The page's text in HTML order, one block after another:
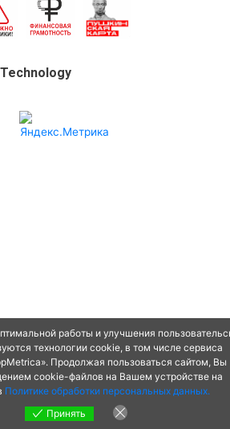
работы и улучшения
технологии cookie, в том числе сервиса
Продолжая пользоваться сайтом, Вы
cookie-файлов на Вашем устройстве на
Политике обработки персональных данных.
Принять